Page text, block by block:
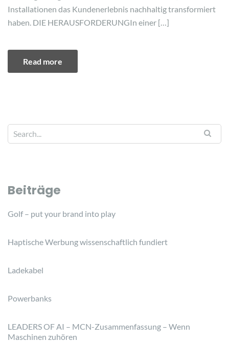
Installationen das Kundenerlebnis nachhaltig transformiert
haben. DIE HERAUSFORDERUNGIn einer […]
Read more
Beiträge
Golf – put your brand into play
Haptische Werbung wissenschaftlich fundiert
Ladekabel
Powerbanks
LEADERS OF AI – MCN-Zusammenfassung – Wenn
Maschinen zuhören